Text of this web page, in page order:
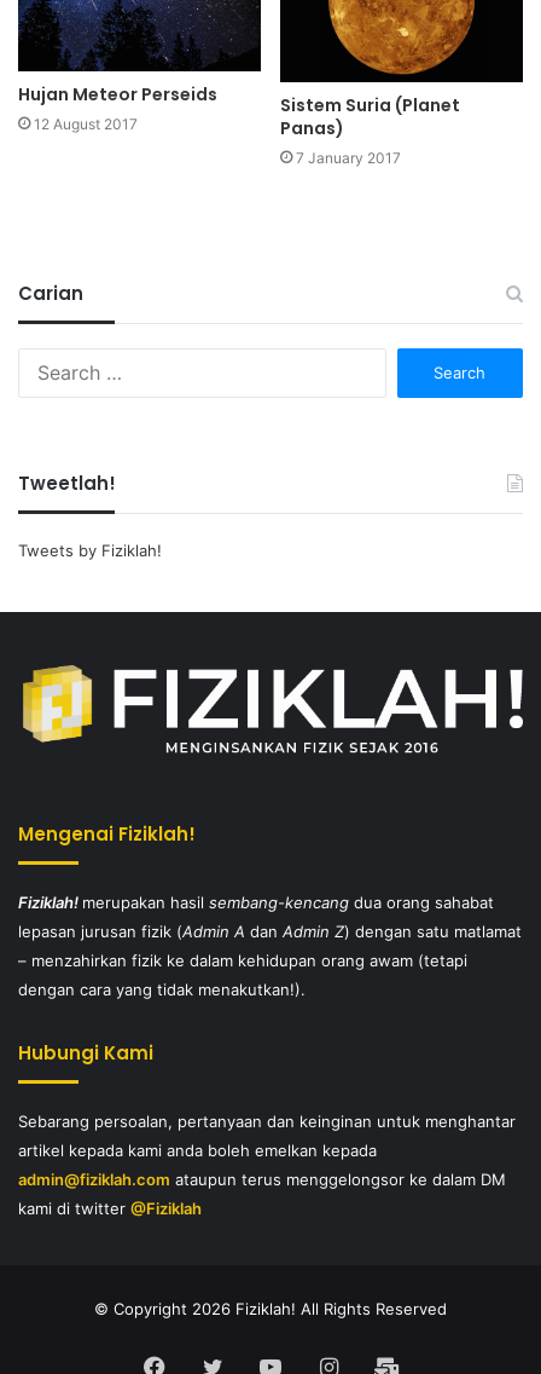
Hujan Meteor Perseids
12 August 2017
Sistem Suria (Planet
Panas)
7 January 2017
Carian
Tweetlah!
Tweets by Fiziklah!
Mengenai Fiziklah!
Fiziklah! merupakan hasil sembang-kencang dua orang sahabat
lepasan jurusan fizik (Admin A dan Admin Z) dengan satu matlamat
– menzahirkan fizik ke dalam kehidupan orang awam (tetapi
dengan cara yang tidak menakutkan!).
Hubungi Kami
Sebarang persoalan, pertanyaan dan keinginan untuk menghantar
artikel kepada kami anda boleh emelkan kepada
admin@fiziklah.com ataupun terus menggelongsor ke dalam DM
kami di twitter @Fiziklah
© Copyright 2026 Fiziklah! All Rights Reserved
Facebook
TwitterYouTubeInstagram
E-